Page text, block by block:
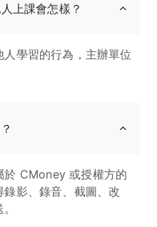
上課會怎樣？
學習的行為，主辦單位
於 CMoney 或授權方的
影、錄音、截圖、改